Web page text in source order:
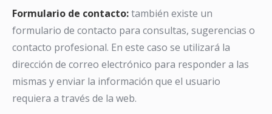
Formulario de contacto:también existe un
formulario de contacto para consultas, sugerencias o
contacto profesional. En este caso se utilizará la
dirección de correo electrónico para responder a las
mismas y enviar la información que el usuario
requiera a través de la web.